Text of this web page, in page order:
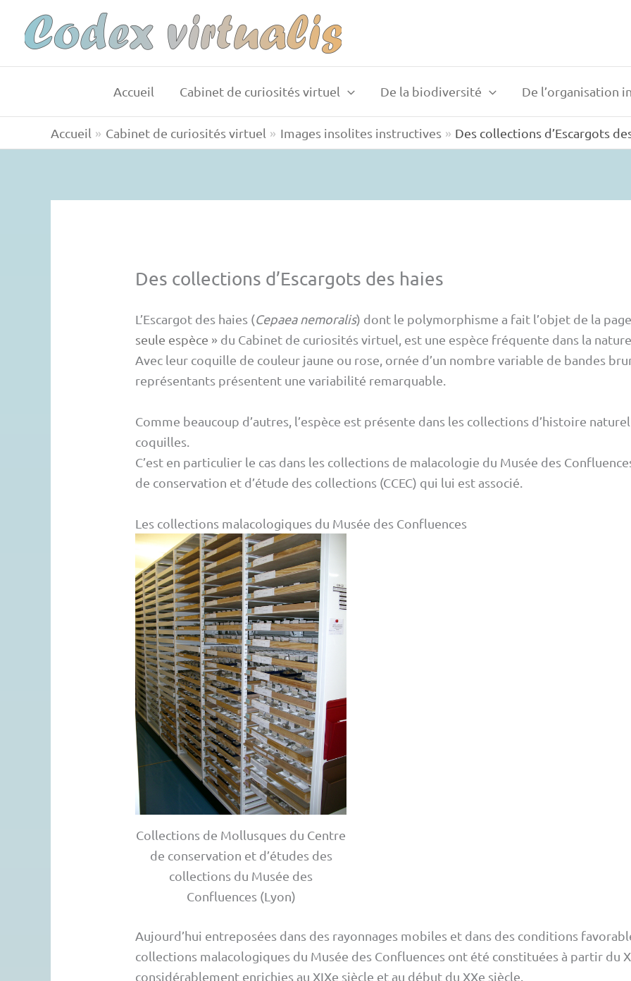
contenu
Accueil Cabinet de curiosités virtuel De la biodiversité De l’organisation
Accueil Cabinet de curiosités virtuel Images insolites instructives Des collections d’Escargots
Des collections d’Escargots des haies
L’Escargot des haies (Cepaea nemoralis) dont le polymorphisme a fait l’objet de la
seule espèce » du Cabinet de curiosités virtuel, est une espèce fréquente dans la
Avec leur coquille de couleur jaune ou rose, ornée d’un nombre variable de bandes
représentants présentent une variabilité remarquable.
Comme beaucoup d’autres, l’espèce est présente dans les collections d’histoire
coquilles.
C’est en particulier le cas dans les collections de malacologie du Musée des
de conservation et d’étude des collections (CCEC) qui lui est associé.
Les collections malacologiques du Musée des Confluences
Collections de Mollusques du Centre
de conservation et d’études des
collections du Musée des
Confluences (Lyon)
Aujourd’hui entreposées dans des rayonnages mobiles et dans des conditions
collections malacologiques du Musée des Confluences ont été constituées à partir du
considérablement enrichies au XIXe siècle et au début du XXe siècle.